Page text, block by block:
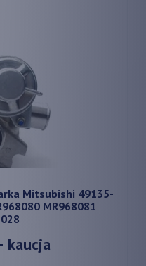
Mitsubishi 49135-
MR968081
kaucja